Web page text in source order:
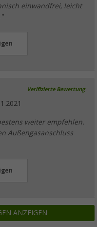
einwandfrei, leicht
Verifizierte Bewertung
weiter empfehlen.
Außengasanschluss
ANZEIGEN